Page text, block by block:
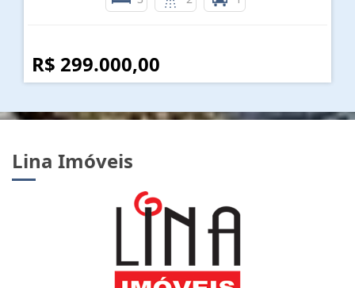
R$ 299.000,00
Lina Imóveis